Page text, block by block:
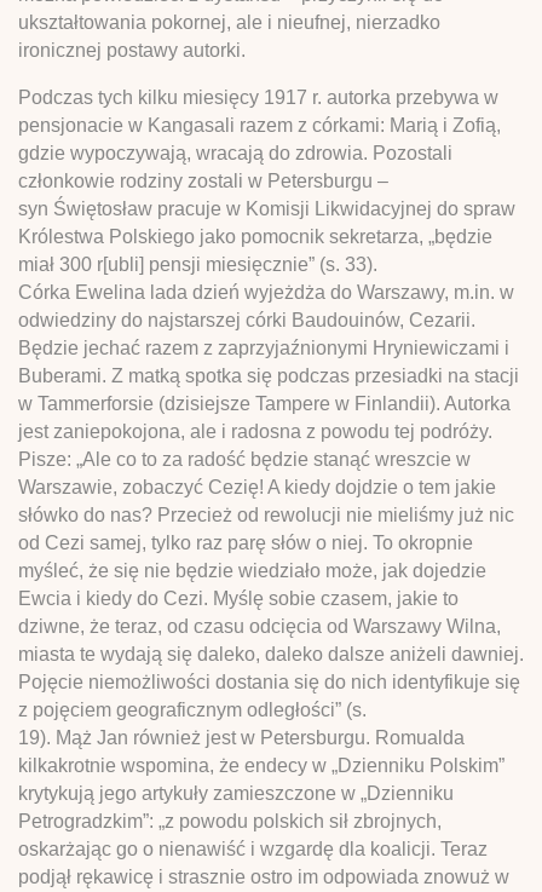
ukształtowania pokornej, ale i nieufnej, nierzadko
ironicznej postawy autorki.
Podczas tych kilku miesięcy 1917 r. autorka przebywa w
pensjonacie w Kangasali razem z córkami: Marią i Zofią,
gdzie wypoczywają, wracają do zdrowia. Pozostali
członkowie rodziny zostali w Petersburgu –
syn Świętosław pracuje w Komisji Likwidacyjnej do spraw
Królestwa Polskiego jako pomocnik sekretarza, „będzie
miał 300 r[ubli] pensji miesięcznie” (s. 33).
Córka Ewelina lada dzień wyjeżdża do Warszawy, m.in. w
odwiedziny do najstarszej córki Baudouinów, Cezarii.
Będzie jechać razem z zaprzyjaźnionymi Hryniewiczami i
Buberami. Z matką spotka się podczas przesiadki na stacji
w Tammerforsie (dzisiejsze Tampere w Finlandii). Autorka
jest zaniepokojona, ale i radosna z powodu tej podróży.
Pisze: „Ale co to za radość będzie stanąć wreszcie w
Warszawie, zobaczyć Cezię! A kiedy dojdzie o tem jakie
słówko do nas? Przecież od rewolucji nie mieliśmy już nic
od Cezi samej, tylko raz parę słów o niej. To okropnie
myśleć, że się nie będzie wiedziało może, jak dojedzie
Ewcia i kiedy do Cezi. Myślę sobie czasem, jakie to
dziwne, że teraz, od czasu odcięcia od Warszawy Wilna,
miasta te wydają się daleko, daleko dalsze aniżeli dawniej.
Pojęcie niemożliwości dostania się do nich identyfikuje się
z pojęciem geograficznym odległości” (s.
19). Mąż Jan również jest w Petersburgu. Romualda
kilkakrotnie wspomina, że endecy w „Dzienniku Polskim”
krytykują jego artykuły zamieszczone w „Dzienniku
Petrogradzkim”: „z powodu polskich sił zbrojnych,
oskarżając go o nienawiść i wzgardę dla koalicji. Teraz
podjął rękawicę i strasznie ostro im odpowiada znowuż w